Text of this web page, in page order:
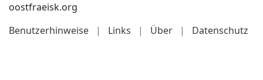
oostfraeisk.org
Benutzerhinweise
| Links | Über | Datenschutz